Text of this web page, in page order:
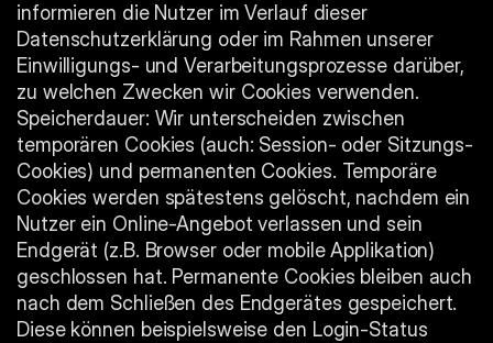
informieren die Nutzer im Verlauf dieser
Datenschutzerklärung oder im Rahmen unserer
Einwilligungs- und Verarbeitungsprozesse darüber,
zu welchen Zwecken wir Cookies verwenden.
Speicherdauer: Wir unterscheiden zwischen
temporären Cookies (auch: Session- oder Sitzungs-
Cookies) und permanenten Cookies. Temporäre
Cookies werden spätestens gelöscht, nachdem ein
Nutzer ein Online-Angebot verlassen und sein
Endgerät (z.B. Browser oder mobile Applikation)
geschlossen hat. Permanente Cookies bleiben auch
nach dem Schließen des Endgerätes gespeichert.
Diese können beispielsweise den Login-Status